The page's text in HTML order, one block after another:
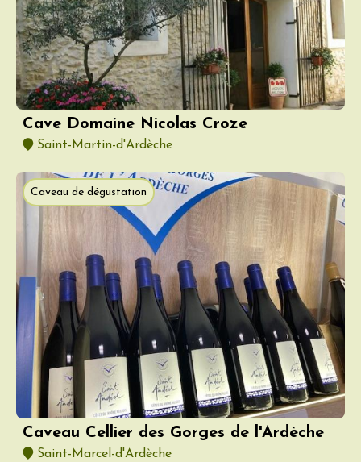
Cave Domaine Nicolas Croze
Saint-Martin-d'Ardèche
Caveau de dégustation
Caveau Cellier des Gorges de l'Ardèche
Saint-Marcel-d'Ardèche